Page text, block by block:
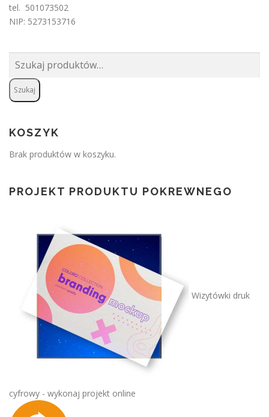
tel. 501073502
NIP: 5273153716
Szukaj
KOSZYK
Brak produktów w koszyku.
PROJEKT PRODUKTU POKREWNEGO
Wizytówki druk
cyfrowy - wykonaj projekt online